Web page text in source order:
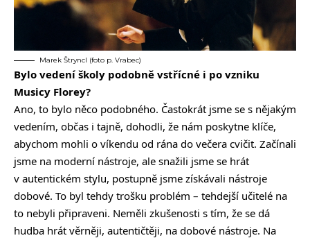
Marek Štryncl (foto p. Vrabec)
Bylo vedení školy podobně vstřícné i po vzniku
Musicy Florey?
Ano, to bylo něco podobného. Častokrát jsme se s nějakým
vedením, občas i tajně, dohodli, že nám poskytne klíče,
abychom mohli o víkendu od rána do večera cvičit. Začínali
jsme na moderní nástroje, ale snažili jsme se hrát
v autentickém stylu, postupně jsme získávali nástroje
dobové. To byl tehdy trošku problém – tehdejší učitelé na
to nebyli připraveni. Neměli zkušenosti s tím, že se dá
hudba hrát věrněji, autentičtěji, na dobové nástroje. Na